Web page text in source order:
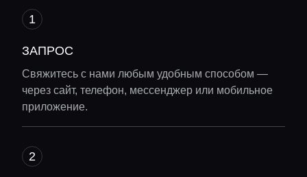
ЗАПРОС
Свяжитесь с нами любым удобным способом —
через сайт, телефон, мессенджер или мобильное
приложение.